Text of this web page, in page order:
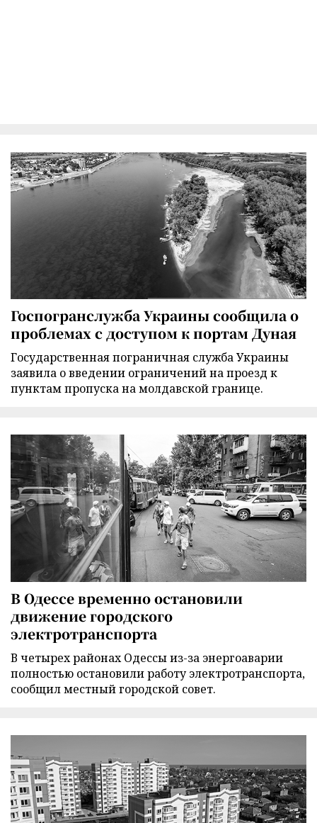
Госпогранслужба Украины сообщила о
проблемах с доступом к портам Дуная
Государственная пограничная служба Украины
заявила о введении ограничений на проезд к
пунктам пропуска на молдавской границе.
В Одессе временно остановили
движение городского
электротранспорта
В четырех районах Одессы из-за энергоаварии
полностью остановили работу электротранспорта,
сообщил местный городской совет.